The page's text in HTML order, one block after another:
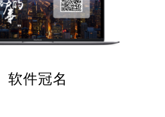
软件冠名